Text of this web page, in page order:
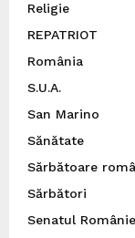
Religie
REPATRIOT
România
S.U.A.
San Marino
Sănătate
Sărbătoare
Sărbători
Senatul